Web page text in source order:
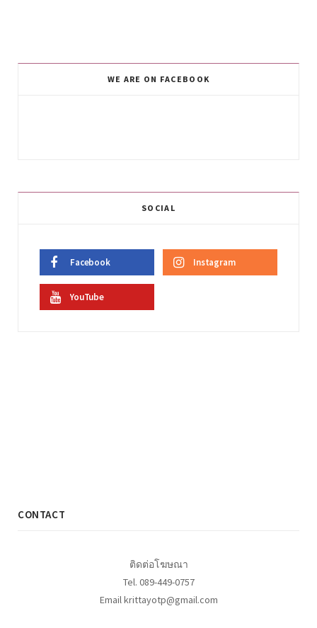
WE ARE ON FACEBOOK
SOCIAL
Facebook Instagram
YouTube
CONTACT
ติดต่อโฆษณา
Tel. 089-449-0757
Email krittayotp@gmail.com